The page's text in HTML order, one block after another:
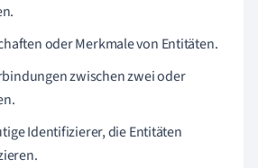
oder Merkmale von Entitäten.
zwischen zwei oder
Identifizierer, die Entitäten